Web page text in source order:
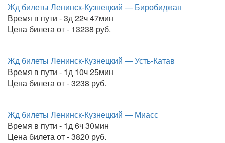
Жд билеты Ленинск-Кузнецкий — Биробиджан
Время в пути - 3д 22ч 47мин
Цена билета от - 13238 руб.
Жд билеты Ленинск-Кузнецкий — Усть-Катав
Время в пути - 1д 10ч 25мин
Цена билета от - 3238 руб.
Жд билеты Ленинск-Кузнецкий — Миасс
Время в пути - 1д 6ч 30мин
Цена билета от - 3820 руб.